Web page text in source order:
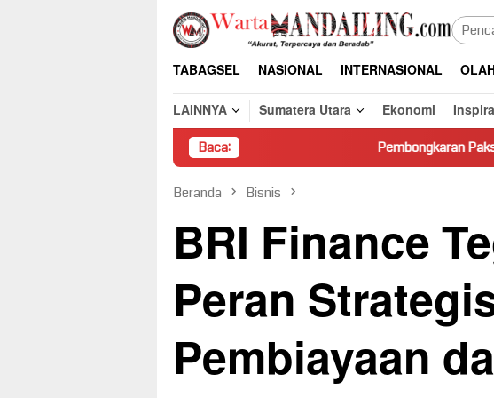
Loncat
konten
TABAGSEL NASIONAL INTERNASIONAL
LAINNYA
Sumatera Utara Ekonomi
Baca: Pembongkaran Paksa Rumah Warga
Beranda Bisnis
BRI Finance
Peran
Pembiayaan